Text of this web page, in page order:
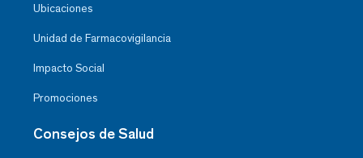
Ubicaciones
Unidad de Farmacovigilancia
Impacto Social
Promociones
Consejos de Salud